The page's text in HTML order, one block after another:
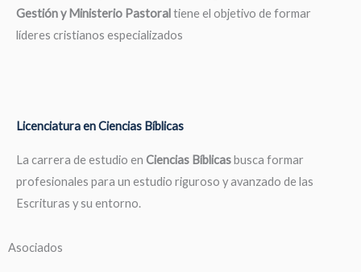
Gestión y Ministerio Pastoraltiene el objetivo de formar
líderes cristianos especializados
Licenciatura en Ciencias Bíblicas
La carrera de estudio en Ciencias Bíblicasbusca formar
profesionales para un estudio riguroso y avanzado de las
Escrituras y su entorno.
Asociados